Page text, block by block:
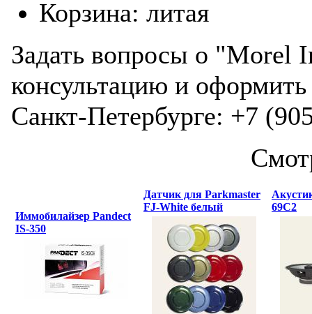
Корзина: литая
Задать вопросы о "Morel
консультацию и
Санкт-Петербурге: +7
Иммобилайзер Pandect
IS-350
Датчик для Parkmaster
FJ-White белый
69C2